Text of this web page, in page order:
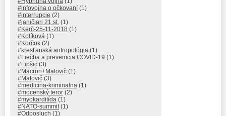
#infovojna o očkovaní (1)
#interrupcie (2)
#janičiari 21.st. (1)
#Kerč-25-11-2018 (1)
#Kolíková (1)
#Korčok (2)
#kresťanská antropológia (1)
#Liečba a prevemcia COVID-19 (1)
#Lipšic (3)
#Macron+Matovič (1)
#Matovič (3)
#medicina-kriminalna (1)
#mocenský teror (2)
#myokarditída (1)
#NATO-summit(1)
#Odposluch (1)